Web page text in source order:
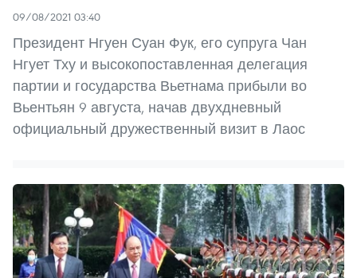
09/08/2021 03:40
Президент Нгуен Суан Фук, его супруга Чан
Нгует Тху и высокопоставленная делегация
партии и государства Вьетнама прибыли во
Вьентьян 9 августа, начав двухдневный
официальный дружественный визит в Лаос